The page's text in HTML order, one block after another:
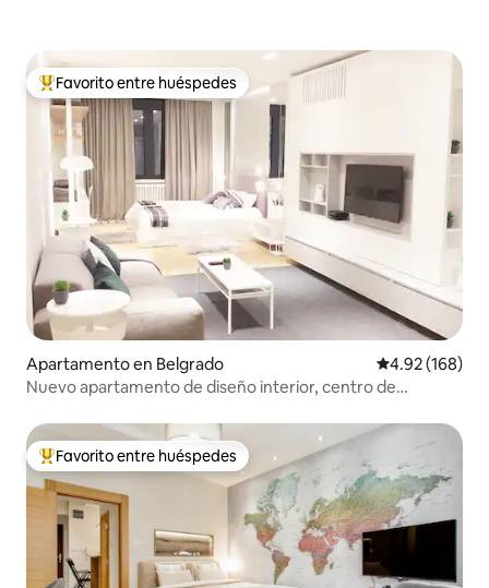
Favorito entre huéspedes preferido
Favorito entre huéspedes
Apartamento en Belgrado Calificación
4.92 (168)
Nuevo apartamento de diseño interior, centro de
Favorito entre huéspedes preferido
Favorito entre huéspedes